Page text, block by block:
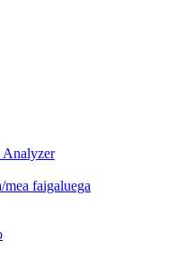
mea faigaluega